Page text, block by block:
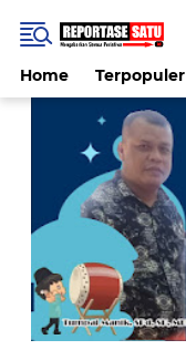
Home Terpopuler